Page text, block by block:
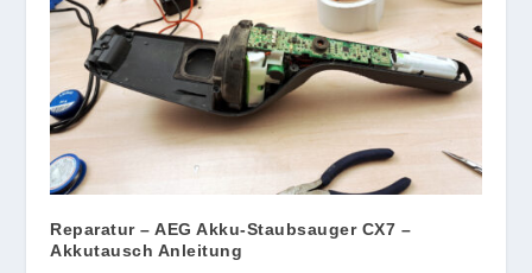
Reparatur – AEG Akku-Staubsauger CX7 –
Akkutausch Anleitung